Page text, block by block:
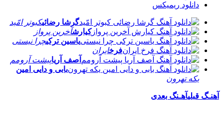
دانلود ریمیکس
گرشا رضائیکبوتر امّید
کیارشآخرین پرواز
یاسین ترکیچرا نیستی
فرخایران
آصف آریاپیشت آرومم
بابی و دایی امین
یکه تهرون
آهنـگ قبلیآهـنگ بعدی